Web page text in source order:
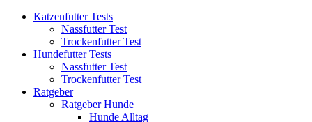
Katzenfutter Tests
Nassfutter Test
Trockenfutter Test
Hundefutter Tests
Nassfutter Test
Trockenfutter Test
Ratgeber
Ratgeber Hunde
Hunde Alltag